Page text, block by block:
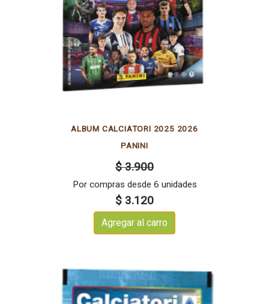
ALBUM CALCIATORI 2025 2026
PANINI
$ 3.900
Por compras desde 6 unidades
$ 3.120
Agregar al carro